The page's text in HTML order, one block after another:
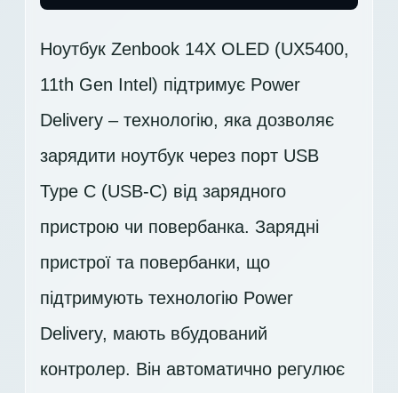
Ноутбук Zenbook 14X OLED (UX5400,
11th Gen Intel) підтримує Power
Delivery – технологію, яка дозволяє
зарядити ноутбук через порт USB
Type C (USB-C) від зарядного
пристрою чи повербанка. Зарядні
пристрої та повербанки, що
підтримують технологію Power
Delivery, мають вбудований
контролер. Він автоматично регулює